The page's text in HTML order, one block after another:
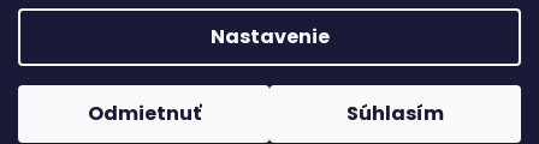
Nastavenie
Odmietnuť Súhlasím
Copyright 2026Herbazika. Všetky práva vyhradené.
Upraviť nastavenie cookies